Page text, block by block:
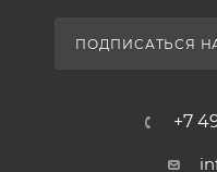
ПОДПИСАТЬСЯ
+7